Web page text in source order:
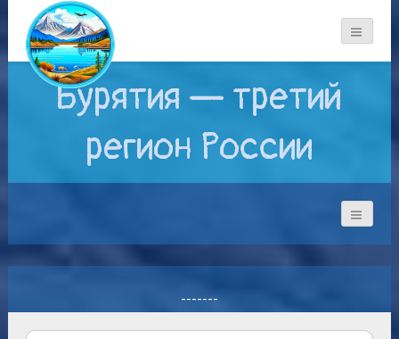
Бурятия — третий
регион России
-------